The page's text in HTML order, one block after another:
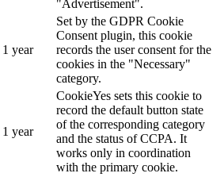
"Advertisement".
1 year
Set by the GDPR Cookie
Consent plugin, this cookie
records the user consent for the
cookies in the "Necessary"
category.
1 year
CookieYes sets this cookie to
record the default button state
of the corresponding category
and the status of CCPA. It
works only in coordination
with the primary cookie.